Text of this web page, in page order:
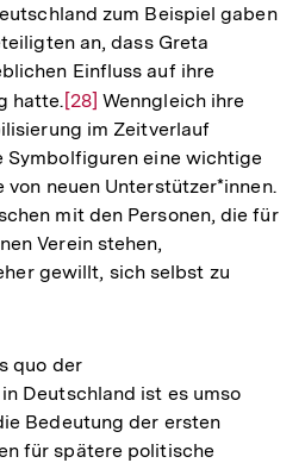
zum Beispiel gaben
an, dass Greta
Einfluss auf ihre
hatte. Zur
Auflösung
der
Fußnote
[28] Wenngleich ihre
im Zeitverlauf
Symbolfiguren eine wichtige
neuen Unterstützer*innen.
mit den Personen, die für
Verein stehen,
gewillt, sich selbst zu
quo der
Deutschland ist es umso
Bedeutung der ersten
für spätere politische